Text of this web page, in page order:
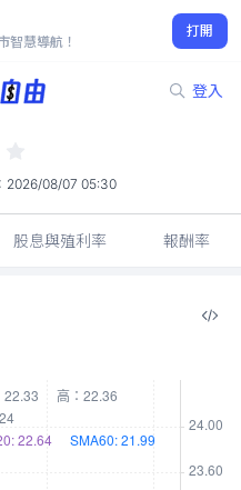
智慧導航！
打開
登入
2026/08/07 05:30
股息與殖利率 報酬率